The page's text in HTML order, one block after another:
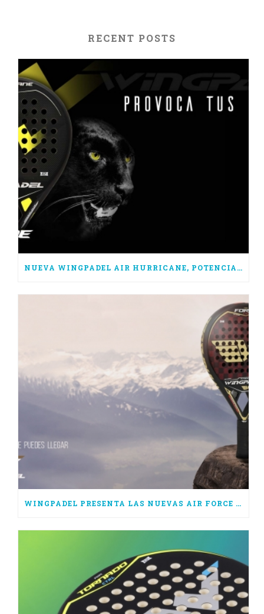
RECENT POSTS
NUEVA WINGPADEL AIR HURRICANE, POTENCIA PURA
WINGPADEL PRESENTA LAS NUEVAS AIR FORCE 3.0